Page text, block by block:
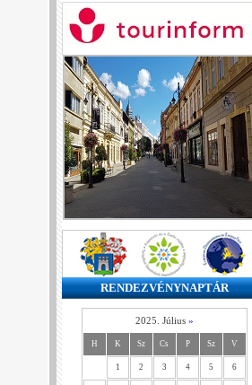
RENDEZVÉNYNAPTÁR
2025. Július »
H K Sz Cs P Sz V
1 2 3 4 5 6